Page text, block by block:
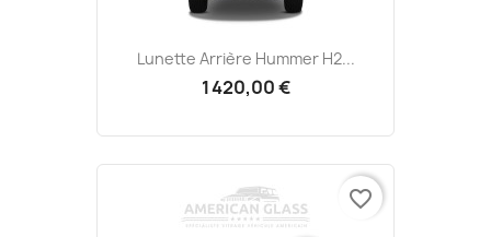
Lunette Arrière Hummer H2...
1 420,00 €
favorite_border